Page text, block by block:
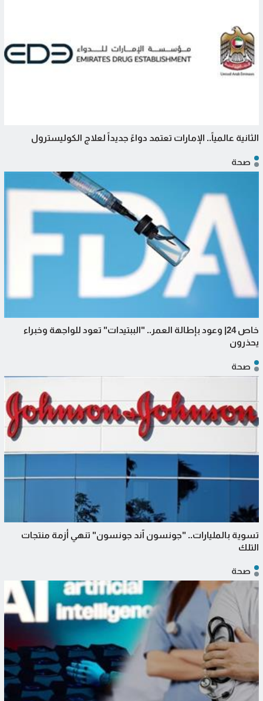
الثانية عالمياً.. الإمارات تعتمد دواءً جديداً لعلاج الكوليسترول
صحة
خاص 24| وعود بإطالة العمر.. "الببتيدات" تعود للواجهة وخبراء
يحذرون
صحة
تسوية بالمليارات.. "جونسون آند جونسون" تنهي أزمة منتجات
التلك
صحة